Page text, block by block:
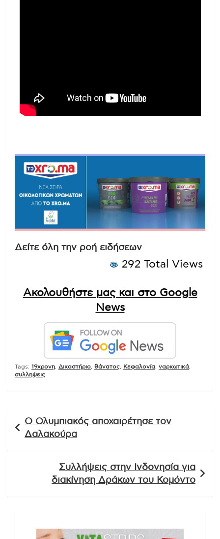
Δείτε όλη την ροή ειδήσεων
292 Total Views
Ακολουθήστε μας και στο Google
News
Tags: 19χρονη Δικαστήριο θάνατος Κεφαλονία ναρκωτικά
συλληψεις
άρθρων
Ο Ολυμπιακός αποχαιρέτησε τον
Δαλακούρα
Συλλήψεις στην Ινδονησία για
διακίνηση Δράκων του Κομόντο